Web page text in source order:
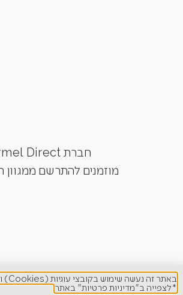
חברת Carmel Direct גאה להציג את גרילי הגז מבית המותגים המובילים בעולם. Grandhall, Napoleon, Caesar Grill, Lynx ועוד.
מוזמנים להתרשם ממגוון
באתר זה נעשה שימוש בקובצי עוגיות (Cookies) ובטכנולוגיות דומות לצרכים תפעוליים, ניתוח סטטיסטי, שיפור חוויית המשתמש והתאמת תוכן ופרסום ממוקד.
*לצפייה ב"מדיניות פרטיות" באתר